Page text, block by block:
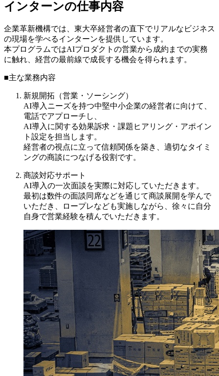
インターンの仕事内容
企業革新機構では、東大卒経営者の直下でリアルなビジネス
の現場を学べるインターンを提供しています。
本プログラムではAIプロダクトの営業から成約までの実務
に触れ、経営の最前線で成長する機会を得られます。
■主な業務内容
新規開拓（営業・ソーシング）
AI導入ニーズを持つ中堅中小企業の経営者に向けて、
電話でアプローチし、
AI導入に関する効果訴求・課題ヒアリング・アポイン
ト設定を担当します。
経営者の視点に立って信頼関係を築き、適切なタイミ
ングの商談につなげる役割です。
商談対応サポート
AI導入の一次面談を実際に対応していただきます。
最初は数件の面談同席などを通じて商談展開を学んで
いただき、ロープレなども実施しながら、徐々に自分
自身で営業経験を積んでいただきます。